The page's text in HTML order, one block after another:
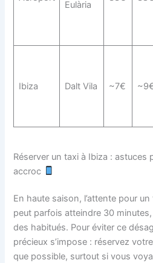
Eulària
Ibiza Dalt Vila ~7€
Réserver un taxi à Ibiza : astuces
accroc
En haute saison, l’attente pour
peut parfois atteindre 30
des habitués. Pour éviter ce
précieux s’impose : réservez
que possible, surtout si vous